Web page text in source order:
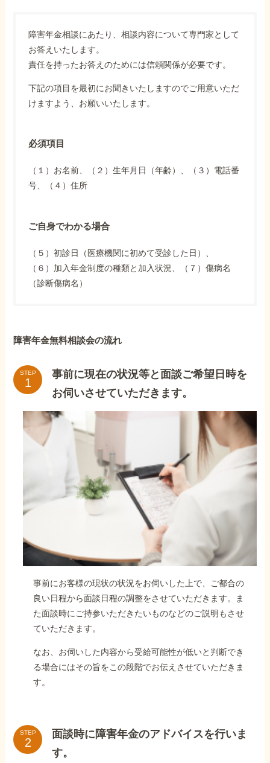
障害年金相談にあたり、相談内容について専門家として
お答えいたします。
責任を持ったお答えのためには信頼関係が必要です。
下記の項目を最初にお聞きいたしますのでご用意いただ
けますよう、お願いいたします。
必須項目
（１）お名前、（２）生年月日（年齢）、（３）電話番
号、（４）住所
ご自身でわかる場合
（５）初診日（医療機関に初めて受診した日）、
（６）加入年金制度の種類と加入状況、（７）傷病名
（診断傷病名）
障害年金無料相談会の流れ
STEP
事前に現在の状況等と面談ご希望日時を
お伺いさせていただきます。
事前にお客様の現状の状況をお伺いした上で、ご都合の
良い日程から面談日程の調整をさせていただきます。ま
た面談時にご持参いただきたいものなどのご説明もさせ
ていただきます。
なお、お伺いした内容から受給可能性が低いと判断でき
る場合にはその旨をこの段階でお伝えさせていただきま
す。
STEP
面談時に障害年金のアドバイスを行いま
す。